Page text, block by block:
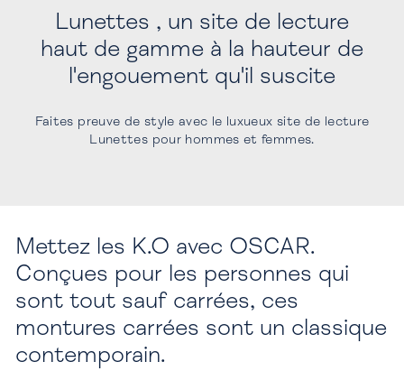
Lunettes , un site de lecture
haut de gamme à la hauteur de
l'engouement qu'il suscite
Faites preuve de style avec le luxueux site de lecture
Lunettes pour hommes et femmes.
Mettez les K.O avec OSCAR.
Conçues pour les personnes qui
sont tout sauf carrées, ces
montures carrées sont un classique
contemporain.